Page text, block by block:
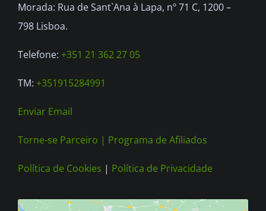
Morada: Rua de Sant`Ana à Lapa, nº 71 C, 1200 –
798 Lisboa.
Telefone: +351 21 362 27 05
TM: +351915284991
Enviar Email
Torne-se Parceiro | Programa de Afiliados
Política de Cookies | Política de Privacidade